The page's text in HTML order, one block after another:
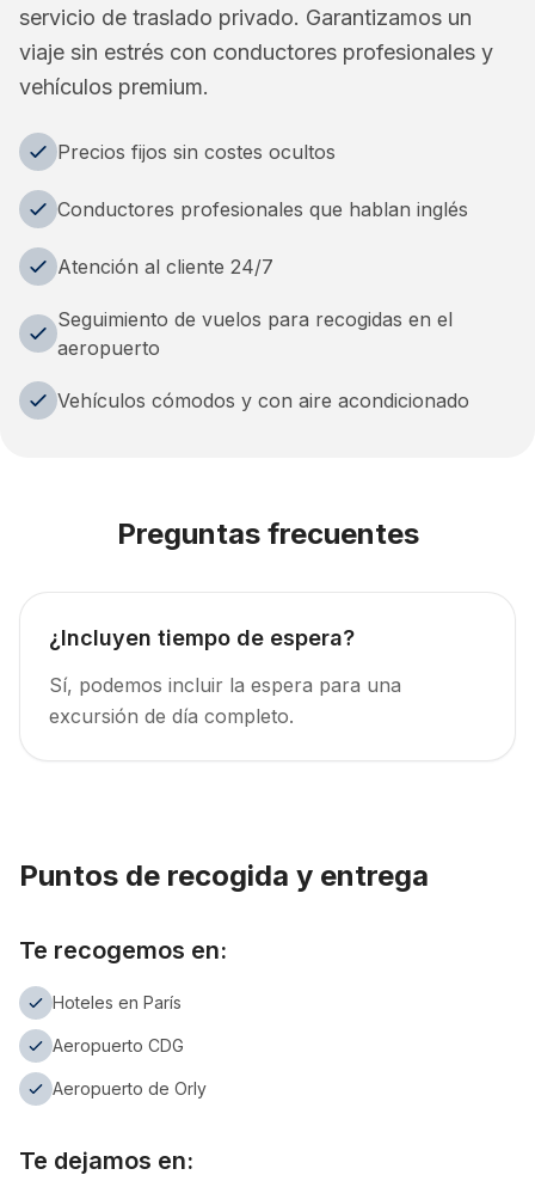
servicio de traslado privado. Garantizamos un
viaje sin estrés con conductores profesionales y
vehículos premium.
Precios fijos sin costes ocultos
Conductores profesionales que hablan inglés
Atención al cliente 24/7
Seguimiento de vuelos para recogidas en el
aeropuerto
Vehículos cómodos y con aire acondicionado
Preguntas frecuentes
¿Incluyen tiempo de espera?
Sí, podemos incluir la espera para una
excursión de día completo.
Puntos de recogida y entrega
Te recogemos en:
Hoteles en París
Aeropuerto CDG
Aeropuerto de Orly
Te dejamos en: